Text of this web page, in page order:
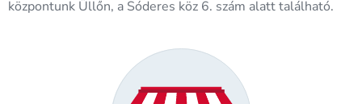
központunk Üllőn, a Sóderes köz 6. szám alatt található.